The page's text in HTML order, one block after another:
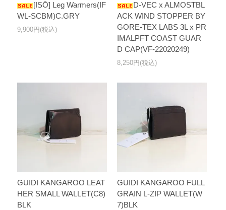
[ISŌ] Leg Warmers(IF
WL-SCBM)C.GRY
9,900円(税込)
D-VEC x ALMOSTBL
ACK WIND STOPPER BY
GORE-TEX LABS 3L x PR
IMALPFT COAST GUAR
D CAP(VF-22020249)
8,250円(税込)
GUIDI KANGAROO LEAT
HER SMALL WALLET(C8)
BLK
GUIDI KANGAROO FULL
GRAIN L-ZIP WALLET(W
7)BLK